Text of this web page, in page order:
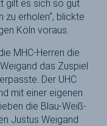
gilt es sich so gut
erholen“, blickte
Köln voraus.
MHC-Herren die
das Zuspiel
Der UHC
mit einer eigenen
die Blau-Weiß-
Justus Weigand